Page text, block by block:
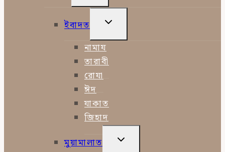
MENU
ইবাদত
TOGGLE
MENU
নামায
তারাবী
রোযা
ঈদ
যাকাত
জিহাদ
মুয়ামালাত
TOGGLE